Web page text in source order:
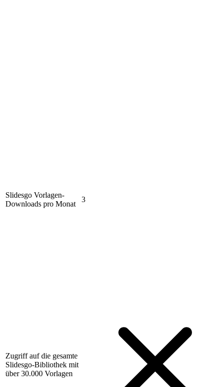
Slidesgo Vorlagen-
Downloads pro Monat
3
Zugriff auf die gesamte
Slidesgo-Bibliothek mit
über 30.000 Vorlagen